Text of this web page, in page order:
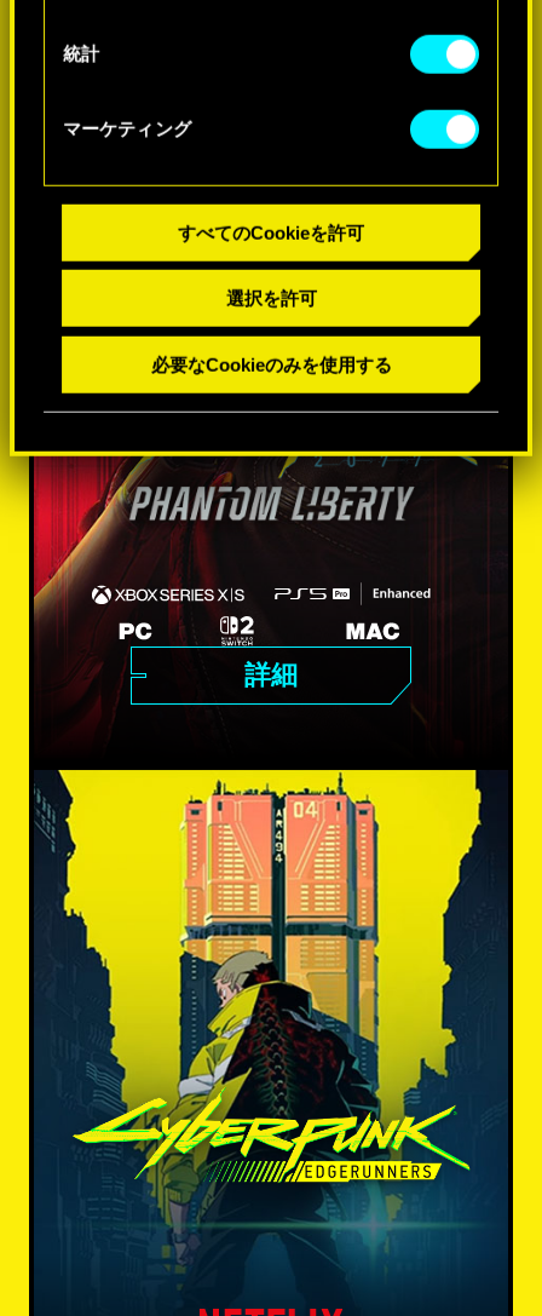
統計
マーケティング
すべてのCookieを許可
選択を許可
必要なCookieのみを使用する
詳細